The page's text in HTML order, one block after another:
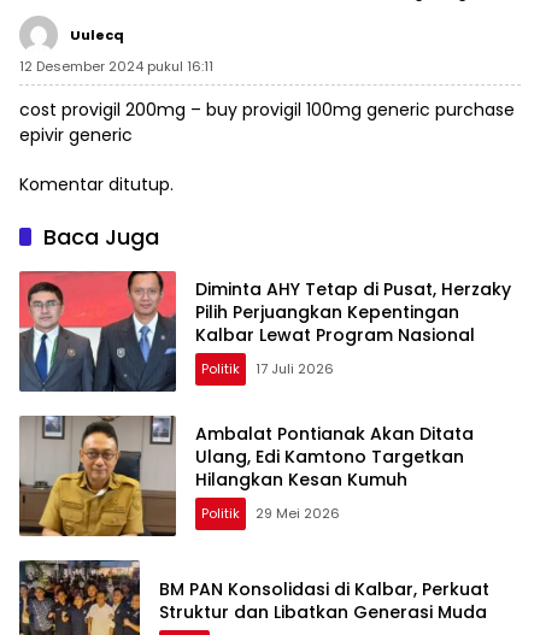
Uulecq
12 Desember 2024 pukul 16:11
cost provigil 200mg – buy provigil 100mg generic purchase
epivir generic
Komentar ditutup.
Baca Juga
Diminta AHY Tetap di Pusat, Herzaky
Pilih Perjuangkan Kepentingan
Kalbar Lewat Program Nasional
Politik 17 Juli 2026
Ambalat Pontianak Akan Ditata
Ulang, Edi Kamtono Targetkan
Hilangkan Kesan Kumuh
Politik 29 Mei 2026
BM PAN Konsolidasi di Kalbar, Perkuat
Struktur dan Libatkan Generasi Muda